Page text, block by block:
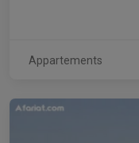
Appartements